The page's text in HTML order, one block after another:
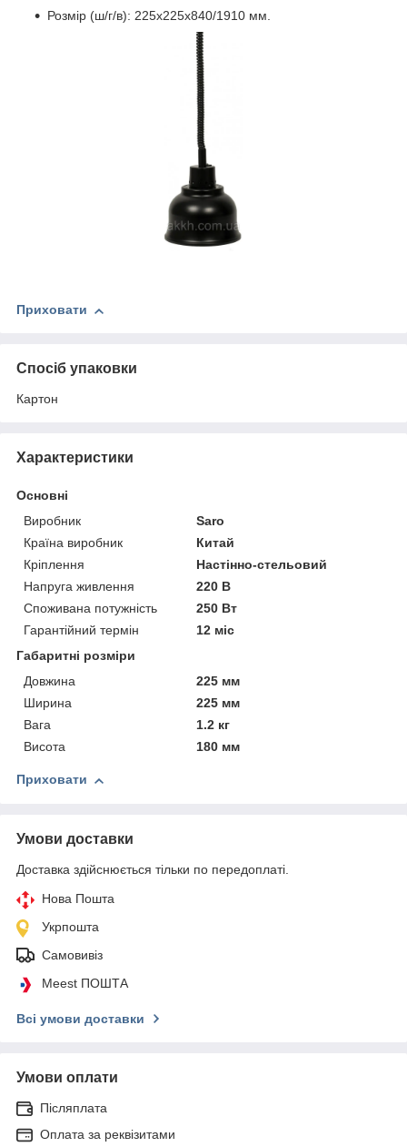
Розмір (ш/г/в): 225х225х840/1910 мм.
Приховати
Спосіб упаковки
Картон
Характеристики
Основні
Виробник
Saro
Країна виробник
Китай
Кріплення
Настінно-стельовий
Напруга живлення
220 В
Споживана потужність
250 Вт
Гарантійний термін
12 міс
Габаритні розміри
Довжина
225 мм
Ширина
225 мм
Вага
1.2 кг
Висота
180 мм
Приховати
Умови доставки
Доставка здійснюється тільки по передоплаті.
Нова Пошта
Укрпошта
Самовивіз
Meest ПОШТА
Всі умови доставки
Умови оплати
Післяплата
Оплата за реквізитами